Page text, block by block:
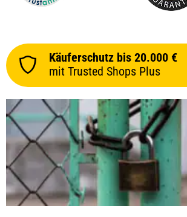
Kevin S.
verifizierter Onlinekauf.
23.12.2025 — viaTrustedshops.de
Dennis R.
verifizierter Onlinekauf.
Die Bewertung erfolgte ohne Abgabe
Käuferschutz bis 20.000 €
mit Trusted Shops Plus